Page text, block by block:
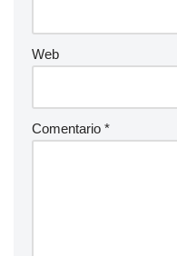
Web
Comentario *